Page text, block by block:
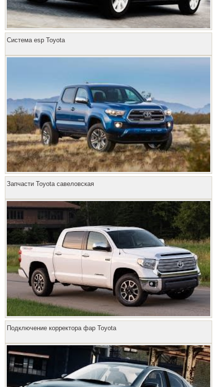
Система esp Toyota
Запчасти Toyota савеловская
Подключение корректора фар Toyota